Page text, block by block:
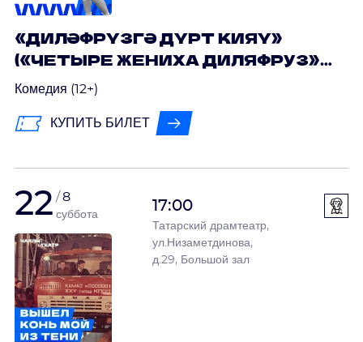
«ДИЛӘФРҮЗГӘ ДҮРТ КИЯҮ»
(«ЧЕТЫРЕ ЖЕНИХА ДИЛЯФРУЗ»)
ТУФАН МИҢНУЛЛИН
Комедия (12+)
КУПИТЬ БИЛЕТ
22 8
суббота
17:00
Татарский драмтеатр,
ул.Низаметдинова,
д.29, Большой зал